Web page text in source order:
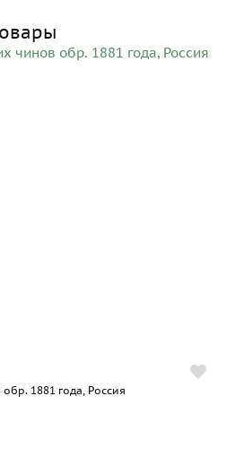
1881 года, Россия